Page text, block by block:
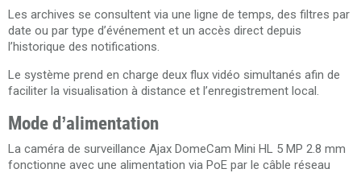
Les archives se consultent via une ligne de temps, des filtres par
date ou par type d’événement et un accès direct depuis
l’historique des notifications.
Le système prend en charge deux flux vidéo simultanés afin de
faciliter la visualisation à distance et l’enregistrement local.
Mode d’alimentation
La caméra de surveillance Ajax DomeCam Mini HL 5 MP 2.8 mm
fonctionne avec une alimentation via PoE par le câble réseau